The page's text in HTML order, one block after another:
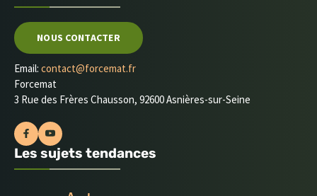
NOUS CONTACTER
Email: contact@forcemat.fr
Forcemat
3 Rue des Frères Chausson, 92600 Asnières-sur-Seine
Les sujets tendances